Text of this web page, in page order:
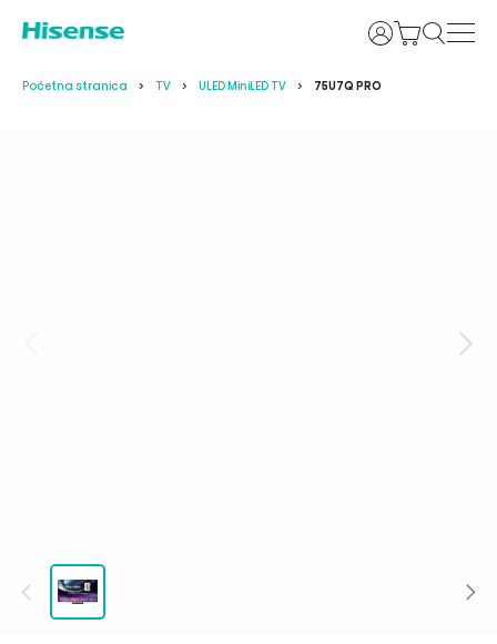
Prijava
Početna stranica TV ULED MiniLED TV 75U7Q PRO